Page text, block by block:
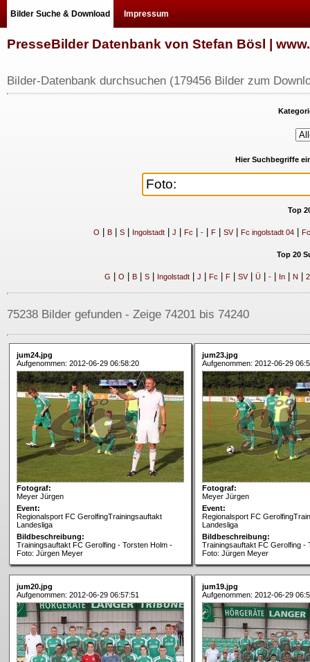
Bilder Suche & Download Impressum
PresseBilder Datenbank von Stefan Bösl |
Bilder-Datenbank durchsuchen (179456 Bilder zum
Hier Suchbegriffe
Top
O B| S| Ingolstadt| J Fc -| F| SV| Fc ingolstadt 04|
Top 20
G O B| S| Ingolstadt| J Fc F| SV| Ü| -| In| N 2
75238 Bilder gefunden - Zeige 74201 bis 74240
jum24.jpg
Aufgenommen: 2012-06-29 06:58:20
Fotograf:
Meyer Jürgen
Event:
Regionalsport FC GerolfingTrainingsauftakt
Landesliga
Bildbeschreibung:
Trainingsauftakt FC Gerolfing - Torsten Holm -
Foto: Jürgen Meyer
jum23.jpg
Aufgenommen: 2012-06-29
Fotograf:
Meyer Jürgen
Event:
Regionalsport FC
Landesliga
Bildbeschreibung:
Trainingsauftakt FC Gerolfing -
Foto: Jürgen Meyer
jum20.jpg
Aufgenommen: 2012-06-29 06:57:51
jum19.jpg
Aufgenommen: 2012-06-29